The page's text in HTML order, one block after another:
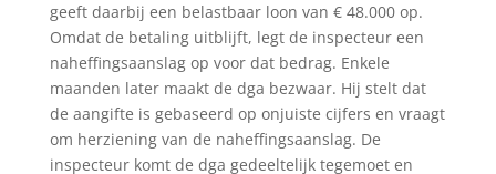
geeft daarbij een belastbaar loon van € 48.000 op.
Omdat de betaling uitblijft, legt de inspecteur een
naheffingsaanslag op voor dat bedrag. Enkele
maanden later maakt de dga bezwaar. Hij stelt dat
de aangifte is gebaseerd op onjuiste cijfers en vraagt
om herziening van de naheffingsaanslag. De
inspecteur komt de dga gedeeltelijk tegemoet en